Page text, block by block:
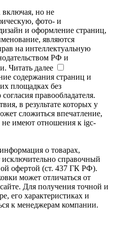
включая, но не
фото- и
и оформление страниц,
являются
на интеллектуальную
РФ и
Читать далее
содержания страниц и
площадках без
правообладателя.
в результате которых у
сложиться впечатление,
не имеют отношения к igc-
о товарах,
исключительно справочный
офертой (ст. 437 ГК РФ).
может отличаться от
Для получения точной и
его характеристиках и
к менеджерам компании.